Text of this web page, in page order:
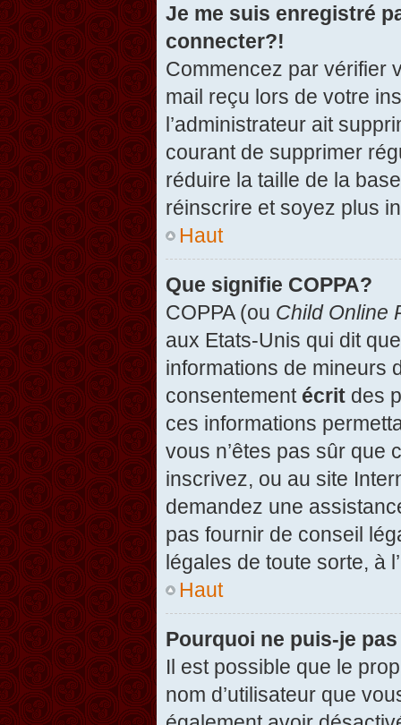
Je me suis enregistré
connecter?!
Commencez par vérifier
mail reçu lors de votre
l’administrateur ait
courant de supprimer
réduire la taille de la
réinscrire et soyez plus
Haut
Que signifie COPPA?
COPPA (ou Child Online
aux Etats-Unis qui dit
informations de mineurs
consentement écrit des
ces informations
vous n’êtes pas sûr que
inscrivez, ou au site
demandez une
pas fournir de conseil
légales de toute sorte, à
Haut
Pourquoi ne puis-je
Il est possible que le
nom d’utilisateur que